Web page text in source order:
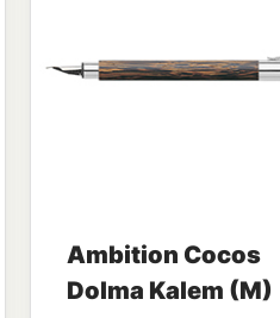
Ambition Cocos
Dolma Kalem (M)